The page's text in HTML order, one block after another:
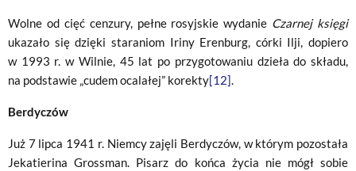
Wolne od cięć cenzury, pełne rosyjskie wydanie Czarnej księgi
ukazało się dzięki staraniom Iriny Erenburg, córki Ilji, dopiero
w 1993 r. w Wilnie, 45 lat po przygotowaniu dzieła do składu,
na podstawie „cudem ocalałej” korekty[12].
Berdyczów
Już 7 lipca 1941 r. Niemcy zajęli Berdyczów, w którym pozostała
Jekatierina Grossman. Pisarz do końca życia nie mógł sobie